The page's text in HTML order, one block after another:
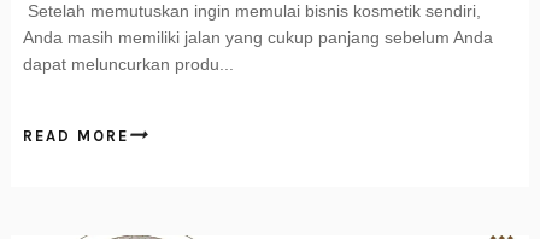
Setelah memutuskan ingin memulai bisnis kosmetik sendiri,
Anda masih memiliki jalan yang cukup panjang sebelum Anda
dapat meluncurkan produ...
READ MORE